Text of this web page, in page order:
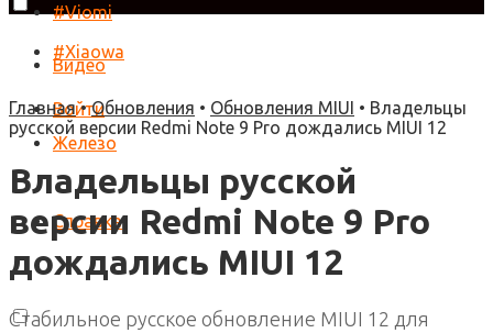
#Viomi
#Xiaowa
Войти
Видео
Железо
Справка
Главная•Обновления • Обновления MIUI • Владельцы
русской версии Redmi Note 9 Pro дождались MIUI 12
Владельцы русской
версии Redmi Note 9 Pro
дождались MIUI 12
Стабильное русское обновление MIUI 12 для